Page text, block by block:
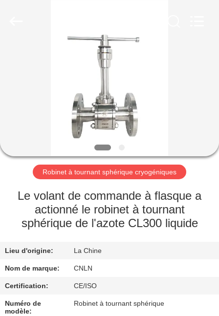
AU
SUJET
NOUS
VISITE
CONTRÔLE
DE
QUALITÉ
Robinet à tournant sphérique cryogéniques
Le volant de commande à flasque a
actionné le robinet à tournant
sphérique de l'azote CL300 liquide
Lieu d'origine: La Chine
Nom de marque: CNLN
Certification: CE/ISO
Numéro de
modèle:
Robinet à tournant sphérique